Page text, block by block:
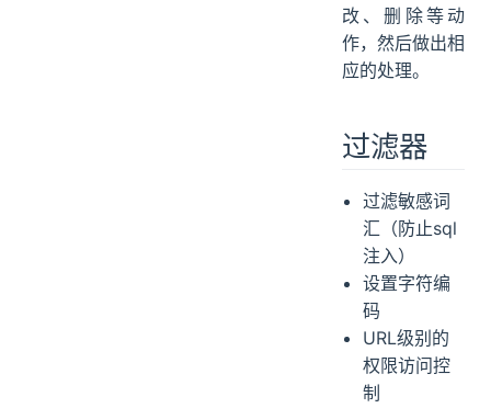
改、删除等动
作，然后做出相
应的处理。
过滤器
过滤敏感词
汇（防止sql
注入）
设置字符编
码
URL级别的
权限访问控
制